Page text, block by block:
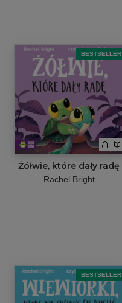
BESTSELLER
Żółwie, które dały radę
Rachel Bright
BESTSELLER